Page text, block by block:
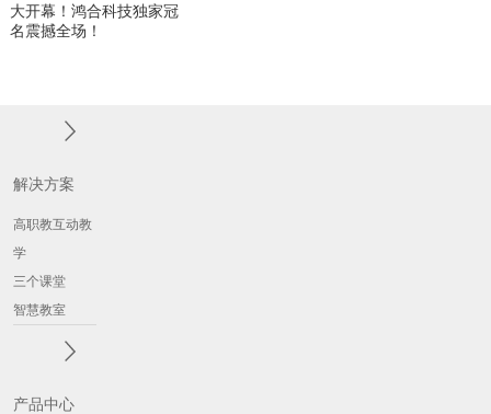
大开幕！鸿合科技独家冠
名震撼全场！
解决方案
高职教互动教
学
三个课堂
智慧教室
产品中心